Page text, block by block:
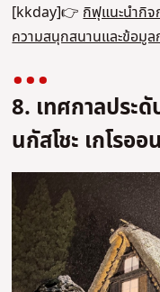
[kkday]👉กิฟุแนะนํากิ
ความสนุกสนานและข้อมูล
8. เทศกาลประ
นกัสโชะ เกโรออ